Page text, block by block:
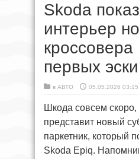
Skoda
интерьер
первых
в АВТО 05.05.2026 03:15
Шкода совсем скоро,
представит новый
паркетник, который
Skoda Epiq.